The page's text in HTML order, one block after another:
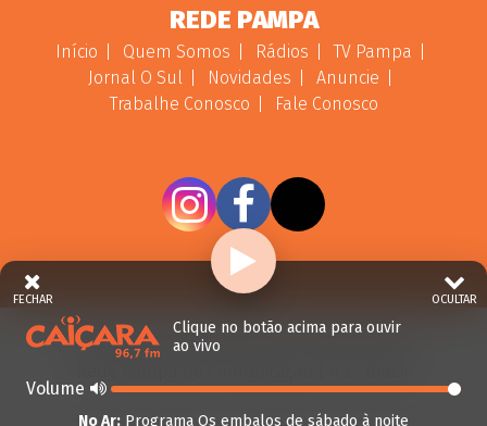
REDE PAMPA
Início Quem Somos Rádios
TV Pampa
Jornal O Sul
Novidades
Anuncie
Trabalhe Conosco
Fale Conosco
© 2026 - Direitos Reservados - Rádio Caiçara -
OCULTAR
FECHAR
Clique no botão acima para ouvir
ao vivo
Volume
No Ar: Programa Os embalos de sábado à noite